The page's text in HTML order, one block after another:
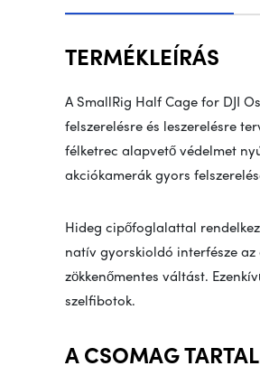
TERMÉKLEÍRÁS
A SmallRig Half Cage for DJI
felszerelésre és leszerelésre
félketrec alapvető védelmet
akciókamerák gyors
Hideg cipőfoglalattal
natív gyorskioldó interfésze
zökkenőmentes váltást.
szelfibotok.
A CSOMAG